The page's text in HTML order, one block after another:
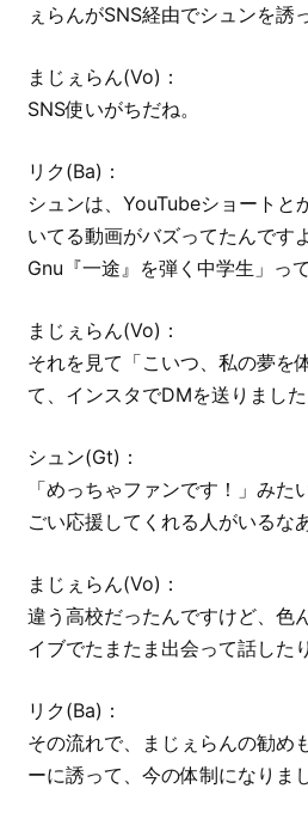
ぇらんがSNS経由でシュンを誘
まじぇらん(Vo)：
SNS使いがちだね。
リク(Ba)：
シュンは、YouTubeショートと
いてる動画がバズってたんです
Gnu『一途』を弾く中学生」って
まじぇらん(Vo)：
それを見て「こいつ、私の夢を
て、インスタでDMを送りました
シュン(Gt)：
「めっちゃファンです！」みた
ごい応援してくれる人がいるな
まじぇらん(Vo)：
違う高校だったんですけど、色
イブでたまたま出会って話した
リク(Ba)：
その流れで、まじぇらんの勧め
ーに誘って、今の体制になりまし